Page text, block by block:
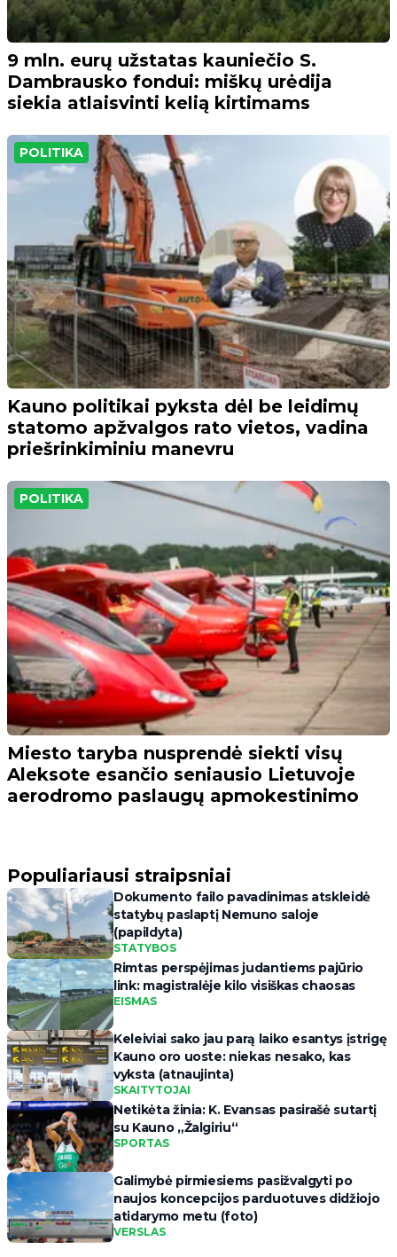
9 mln. eurų užstatas kauniečio S.
Dambrausko fondui: miškų urėdija
siekia atlaisvinti kelią kirtimams
POLITIKA
Kauno politikai pyksta dėl be leidimų
statomo apžvalgos rato vietos, vadina
priešrinkiminiu manevru
POLITIKA
Miesto taryba nusprendė siekti visų
Aleksote esančio seniausio Lietuvoje
aerodromo paslaugų apmokestinimo
Populiariausi straipsniai
Dokumento failo pavadinimas atskleidė
statybų paslaptį Nemuno saloje
(papildyta)
STATYBOS
Rimtas perspėjimas judantiems pajūrio
link: magistralėje kilo visiškas chaosas
EISMAS
Keleiviai sako jau parą laiko esantys įstrigę
Kauno oro uoste: niekas nesako, kas
vyksta (atnaujinta)
SKAITYTOJAI
Netikėta žinia: K. Evansas pasirašė sutartį
su Kauno „Žalgiriu“
SPORTAS
Galimybė pirmiesiems pasižvalgyti po
naujos koncepcijos parduotuves didžiojo
atidarymo metu (foto)
VERSLAS